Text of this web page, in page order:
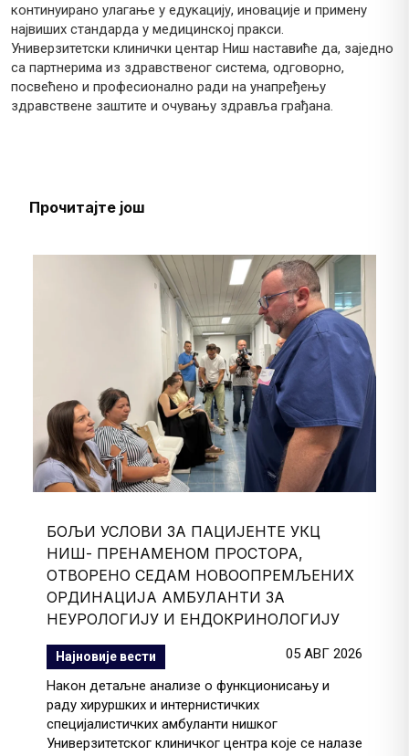
континуирано улагање у едукацију, иновације и примену
највиших стандарда у медицинској пракси.
Универзитетски клинички центар Ниш наставиће да, заједно
са партнерима из здравственог система, одговорно,
посвећено и професионално ради на унапређењу
здравствене заштите и очувању здравља грађана.
Прочитајте још
БОЉИ УСЛОВИ ЗА ПАЦИЈЕНТЕ УКЦ
НИШ- ПРЕНАМЕНОМ ПРОСТОРА,
ОТВОРЕНО СЕДАМ НОВООПРЕМЉЕНИХ
ОРДИНАЦИЈА АМБУЛАНТИ ЗА
НЕУРОЛОГИЈУ И ЕНДОКРИНОЛОГИЈУ
Најновије вести
05 АВГ 2026
Након детаљне анализе о функционисању и
раду хируршких и интернистичких
специјалистичких амбуланти нишког
Универзитетског клиничког центра које се налазе